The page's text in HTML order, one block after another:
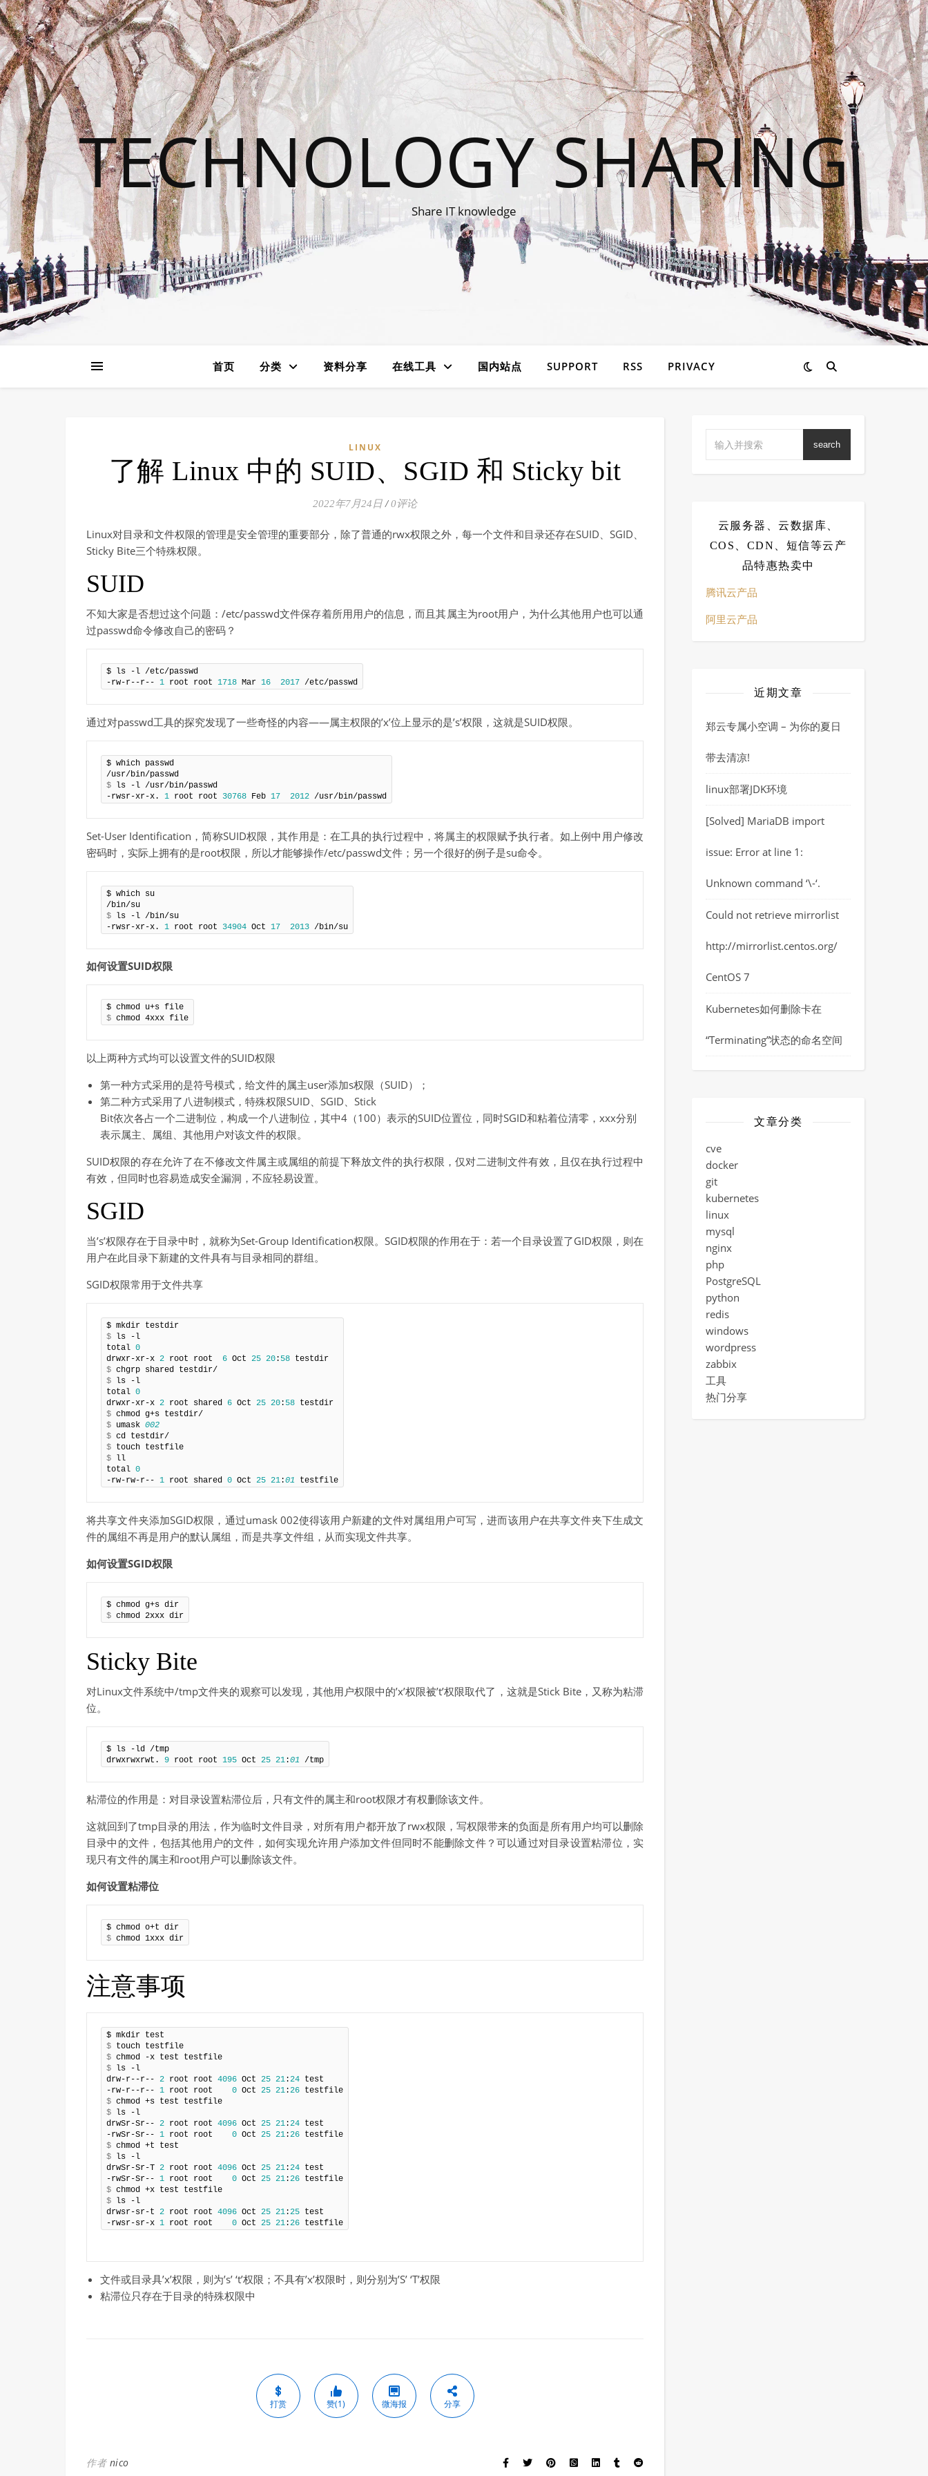
TECHNOLOGY SHARING
Share IT knowledge
首页 分类 资料分享 在线工具 国内站点 SUPPORT RSS PRIVACY
LINUX
了解 Linux 中的 SUID、SGID 和 Sticky bit
2022年7月24日 / 0评论
Linux对目录和文件权限的管理是安全管理的重要部分，除了普通的rwx权限之外，每一个文件和目录还存在SUID、SGID、
Sticky Bite三个特殊权限。
SUID
不知大家是否想过这个问题：/etc/passwd文件保存着所用用户的信息，而且其属主为root用户，为什么其他用户也可以通
过passwd命令修改自己的密码？
$ ls -l /etc/passwd
-rw-r--r-- 1 root root 1718 Mar 16 2017 /etc/passwd
通过对passwd工具的探究发现了一些奇怪的内容——属主权限的’x’位上显示的是’s’权限，这就是SUID权限。
$ which passwd
$ ls -l /usr/bin/passwd
-rwsr-xr-x. 1 root root 30768 Feb 17 2012 /usr/bin/passwd
Set-User Identification，简称SUID权限，其作用是：在工具的执行过程中，将属主的权限赋予执行者。如上例中用户修改
密码时，实际上拥有的是root权限，所以才能够操作/etc/passwd文件；另一个很好的例子是su命令。
$ which su
$ ls -l /bin/su
-rwsr-xr-x. 1 root root 34904 Oct 17 2013 /bin/su
如何设置SUID权限
$ chmod 4xxx file
以上两种方式均可以设置文件的SUID权限
第一种方式采用的是符号模式，给文件的属主user添加s权限（SUID）；
第二种方式采用了八进制模式，特殊权限SUID、SGID、Stick
Bit依次各占一个二进制位，构成一个八进制位，其中4（100）表示的SUID位置位，同时SGID和粘着位清零，xxx分别
表示属主、属组、其他用户对该文件的权限。
SUID权限的存在允许了在不修改文件属主或属组的前提下释放文件的执行权限，仅对二进制文件有效，且仅在执行过程中
有效，但同时也容易造成安全漏洞，不应轻易设置。
SGID
当’s’权限存在于目录中时，就称为Set-Group Identification权限。SGID权限的作用在于：若一个目录设置了GID权限，则在
用户在此目录下新建的文件具有与目录相同的群组。
SGID权限常用于文件共享
$ ls -l
total 0
drwxr-xr-x 2 root root 6 Oct 25 20: 58
$
$ ls -l
total 0
drwxr-xr-x 2 root shared 6 Oct 25 20: 58
$
$ umask 002
$
$
$ ll
total 0
-rw-rw-r-- 1 root shared 0 Oct 25 21:01 testfile
将共享文件夹添加SGID权限，通过umask 002使得该用户新建的文件对属组用户可写，进而该用户在共享文件夹下生成文
件的属组不再是用户的默认属组，而是共享文件组，从而实现文件共享。
如何设置SGID权限
$ chmod 2xxx dir
Sticky Bite
对Linux文件系统中/tmp文件夹的观察可以发现，其他用户权限中的’x’权限被’t’权限取代了，这就是Stick Bite，又称为粘滞
位。
$ ls -ld /tmp
drwxrwxrwt. 9 root root 195 Oct 25 21:01 /tmp
粘滞位的作用是：对目录设置粘滞位后，只有文件的属主和root权限才有权删除该文件。
这就回到了tmp目录的用法，作为临时文件目录，对所有用户都开放了rwx权限，写权限带来的负面是所有用户均可以删除
目录中的文件，包括其他用户的文件，如何实现允许用户添加文件但同时不能删除文件？可以通过对目录设置粘滞位，实
现只有文件的属主和root用户可以删除该文件。
如何设置粘滞位
$ chmod 1xxx dir
注意事项
$
$
$ ls -l
drw-r--r-- 2 root root 4096 Oct 25 21:24 test
-rw-r--r-- 1 root root 0 Oct 25 21:26
$
$ ls -l
drwSr-Sr-- 2 root root 4096 Oct 25 21:24 test
-rwSr-Sr-- 1 root root 0 Oct 25 21:26
$
$ ls -l
drwSr-Sr-T 2 root root 4096 Oct 25 21:24 test
-rwSr-Sr-- 1 root root 0 Oct 25 21:26
$
$ ls -l
drwsr-sr-t 2 root root 4096 Oct 25 21:25 test
-rwsr-sr-x 1 root root 0 Oct 25 21:26 testfile
文件或目录具’x’权限，则为’s’ ‘t’权限；不具有’x’权限时，则分别为’S’ ‘T’权限
粘滞位只存在于目录的特殊权限中
打赏 赞(1) 微海报 分享
作者 nico
search
云服务器、云数据库、
COS、CDN、短信等云产
品特惠热卖中
腾讯云产品
阿里云产品
近期文章
郑云专属小空调 – 为你的夏日
带去清凉!
linux部署JDK环境
[Solved] MariaDB import
issue: Error at line 1:
Unknown command ‘\-‘.
Could not retrieve mirrorlist
http://mirrorlist.centos.org/
CentOS 7
Kubernetes如何删除卡在
“Terminating”状态的命名空间
文章分类
cve
docker
git
kubernetes
linux
mysql
nginx
php
PostgreSQL
python
redis
windows
wordpress
zabbix
工具
热门分享